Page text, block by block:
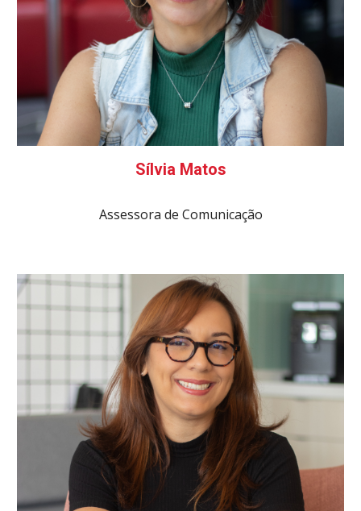
Sílvia Matos
Assessora de Comunicação